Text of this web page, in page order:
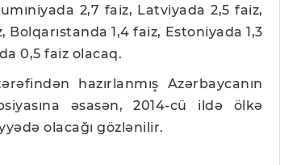
2,7 faiz, Latviyada 2,5 faiz,
1,4 faiz, Estoniyada 1,3
0,5 faiz olacaq.
hazırlanmış Azərbaycanın
əsasən, 2014-cü ildə ölkə
olacağı gözlənilir.